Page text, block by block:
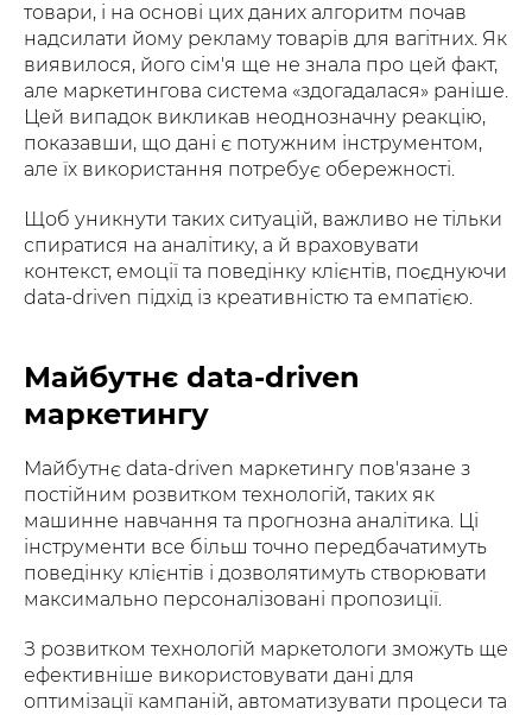
товари, і на основі цих даних алгоритм почав
надсилати йому рекламу товарів для вагітних. Як
виявилося, його сім'я ще не знала про цей факт,
але маркетингова система «здогадалася» раніше.
Цей випадок викликав неоднозначну реакцію,
показавши, що дані є потужним інструментом,
але їх використання потребує обережності.
Щоб уникнути таких ситуацій, важливо не тільки
спиратися на аналітику, а й враховувати
контекст, емоції та поведінку клієнтів, поєднуючи
data-driven підхід із креативністю та емпатією.
Майбутнє data-driven
маркетингу
Майбутнє data-driven маркетингу пов'язане з
постійним розвитком технологій, таких як
машинне навчання та прогнозна аналітика. Ці
інструменти все більш точно передбачатимуть
поведінку клієнтів і дозволятимуть створювати
максимально персоналізовані пропозиції.
З розвитком технологій маркетологи зможуть ще
ефективніше використовувати дані для
оптимізації кампаній, автоматизувати процеси та